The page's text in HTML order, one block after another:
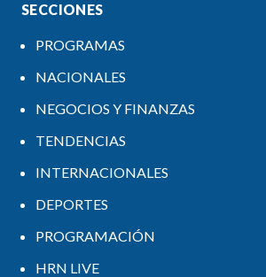
SECCIONES
PROGRAMAS
NACIONALES
NEGOCIOS Y FINANZAS
TENDENCIAS
INTERNACIONALES
DEPORTES
PROGRAMACIÓN
HRN LIVE